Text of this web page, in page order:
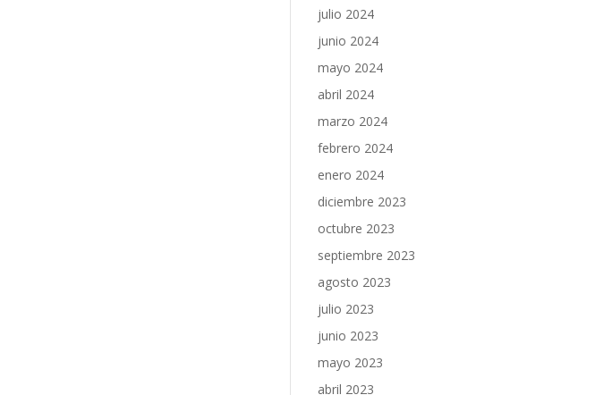
julio 2024
junio 2024
mayo 2024
abril 2024
marzo 2024
febrero 2024
enero 2024
diciembre 2023
octubre 2023
septiembre 2023
agosto 2023
julio 2023
junio 2023
mayo 2023
abril 2023